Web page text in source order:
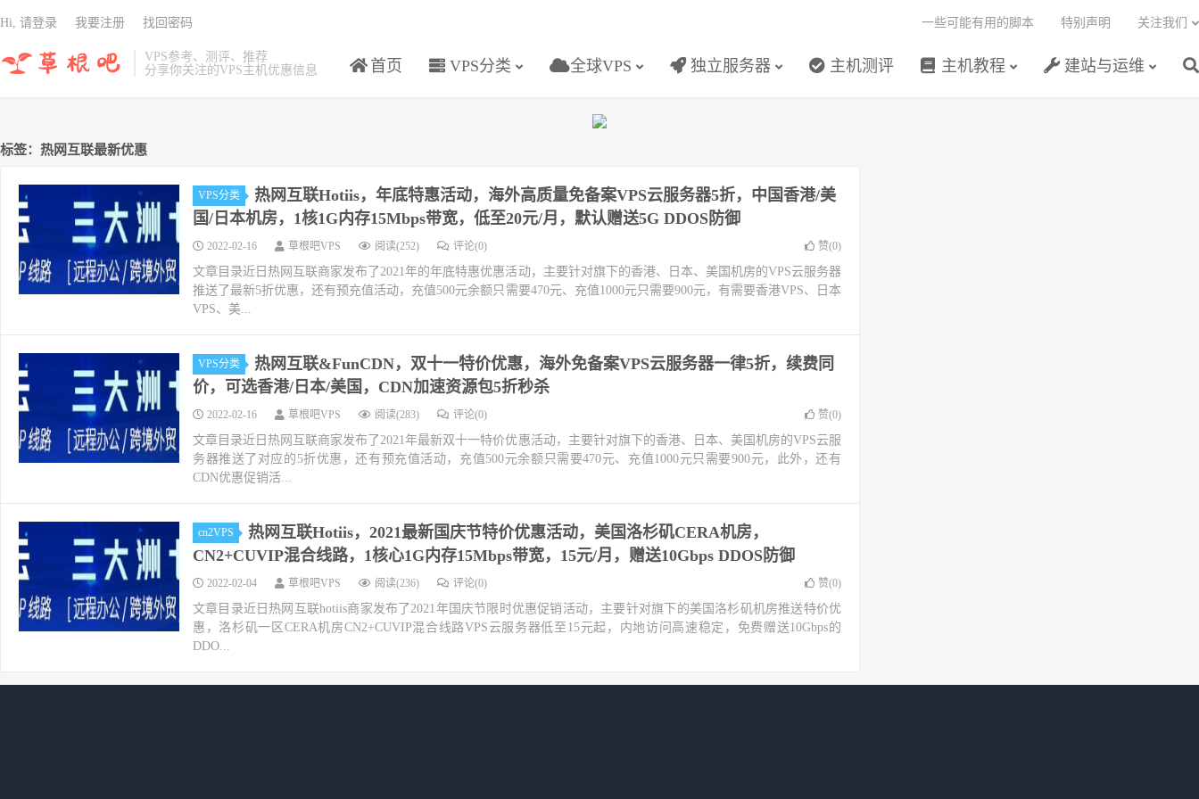
VPS参考、测评、推荐
分享你关注的VPS主机优惠信息
首页 VPS分类 全球VPS 独立服务器 主机测评 主机教程 建站与运维
一些可能有用的脚本 特别声明 关注我们
Hi, 请登录 我要注册 找回密码
标签：热网互联最新优惠
VPS分类
热网互联Hotiis，年底特惠活动，海外高质量免备案VPS云服务器5折，中国香港/美
国/日本机房，1核1G内存15Mbps带宽，低至20元/月，默认赠送5G DDOS防御
2022-02-16 草根吧VPS 阅读(252) 评论(0) 赞(0)
文章目录近日热网互联商家发布了2021年的年底特惠优惠活动，主要针对旗下的香港、日本、美国机房的VPS云服务器
推送了最新5折优惠，还有预充值活动，充值500元余额只需要470元、充值1000元只需要900元，有需要香港VPS、日本
VPS、美...
VPS分类
热网互联&FunCDN，双十一特价优惠，海外免备案VPS云服务器一律5折，续费同
价，可选香港/日本/美国，CDN加速资源包5折秒杀
2022-02-16 草根吧VPS 阅读(283) 评论(0) 赞(0)
文章目录近日热网互联商家发布了2021年最新双十一特价优惠活动，主要针对旗下的香港、日本、美国机房的VPS云服
务器推送了对应的5折优惠，还有预充值活动，充值500元余额只需要470元、充值1000元只需要900元，此外，还有
CDN优惠促销活...
cn2VPS
热网互联Hotiis，2021最新国庆节特价优惠活动，美国洛杉矶CERA机房，
CN2+CUVIP混合线路，1核心1G内存15Mbps带宽，15元/月，赠送10Gbps DDOS防御
2022-02-04 草根吧VPS 阅读(236) 评论(0) 赞(0)
文章目录近日热网互联hotiis商家发布了2021年国庆节限时优惠促销活动，主要针对旗下的美国洛杉矶机房推送特价优
惠，洛杉矶一区CERA机房CN2+CUVIP混合线路VPS云服务器低至15元起，内地访问高速稳定，免费赠送10Gbps的
DDO...